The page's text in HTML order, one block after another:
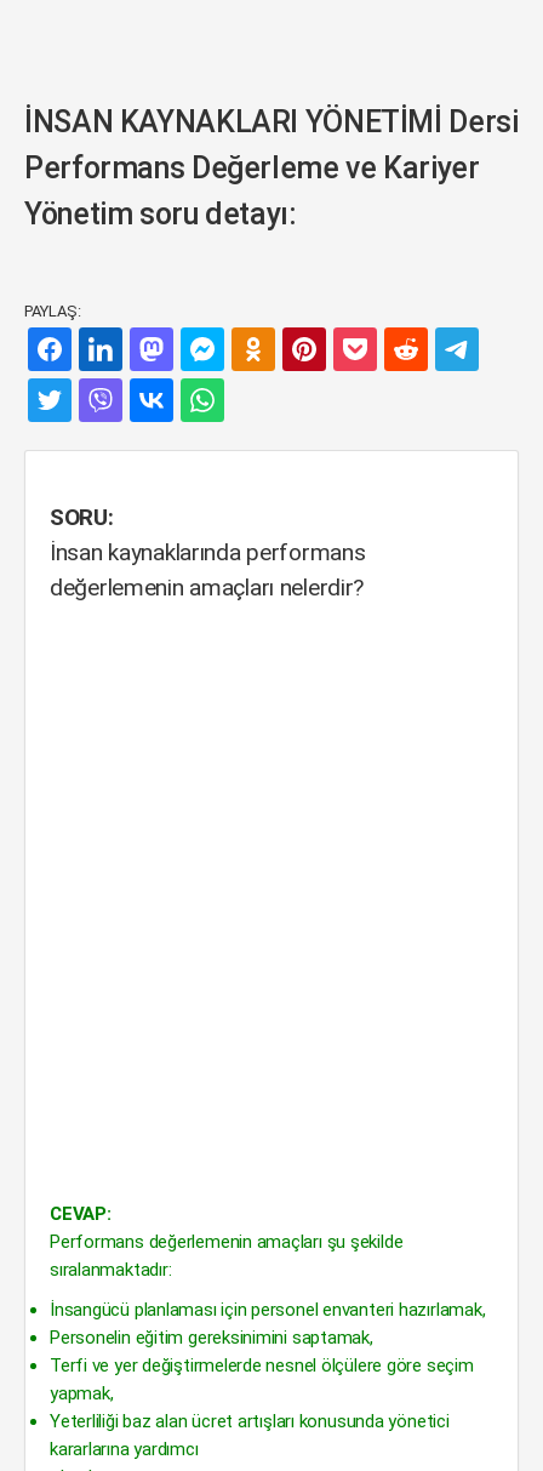
İNSAN KAYNAKLARI YÖNETİMİ Dersi
Performans Değerleme ve Kariyer
Yönetim soru detayı:
PAYLAŞ:
SORU:
İnsan kaynaklarında performans
değerlemenin amaçları nelerdir?
CEVAP:
Performans değerlemenin amaçları şu şekilde
sıralanmaktadır:
İnsangücü planlaması için personel envanteri hazırlamak,
Personelin eğitim gereksinimini saptamak,
Terfi ve yer değiştirmelerde nesnel ölçülere göre seçim
yapmak,
Yeterliliği baz alan ücret artışları konusunda yönetici
kararlarına yardımcı